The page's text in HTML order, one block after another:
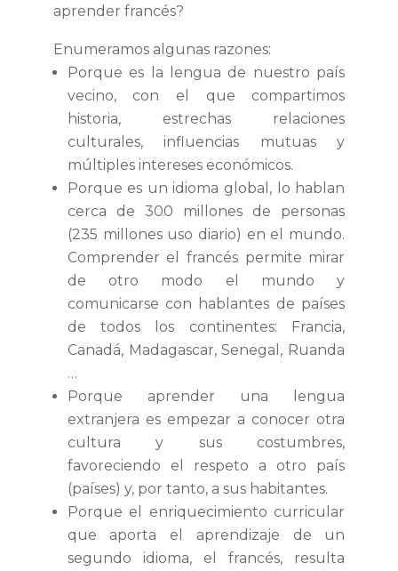
aprender francés?
Enumeramos algunas razones:
Porque es la lengua de nuestro país
vecino, con el que compartimos
historia, estrechas relaciones
culturales, influencias mutuas y
múltiples intereses económicos.
Porque es un idioma global, lo hablan
cerca de 300 millones​ de personas
(235 millones uso diario) en el mundo.
Comprender el francés permite mirar
de otro modo el mundo y
comunicarse con hablantes de países
de todos los continentes: Francia,
Canadá, Madagascar, Senegal, Ruanda
…
Porque aprender una lengua
extranjera es empezar a conocer otra
cultura y sus costumbres,
favoreciendo el respeto a otro país
(países) y, por tanto, a sus habitantes.
Porque el enriquecimiento curricular
que aporta el aprendizaje de un
segundo idioma, el francés, resulta